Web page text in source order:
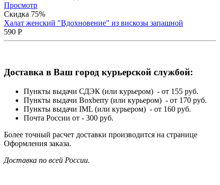
Просмотр
Скидка 75%
Халат женский "Вдохновение" из вискозы запашной
590 Р
Доставка в Ваш город курьерской службой:
Пункты выдачи СДЭК (или курьером) - от 155 руб.
Пункты выдачи Boxberry (или курьером) - от 170 руб.
Пункты выдачи IML (или курьером) - от 160 руб.
Почта России от - 300 руб.
Более точный расчет доставки производится на странице
Оформления заказа.
Доставка по всей России.